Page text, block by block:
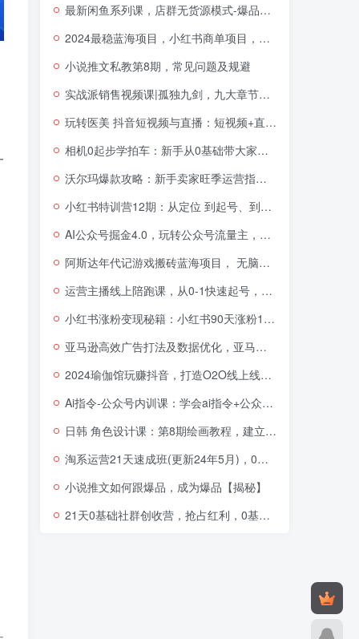
最新闲鱼系列课，店群无货源模式-爆品打造硬件+软件+人工（20节课）
2024最稳蓝海项目，小红书商单项目，没有之一【揭秘】
小说推文私教第8期，常见问题及规避
实战派销售视频课|孤独九剑，九大章节环环相扣，全面讲解销售
玩转医美 抖音短视频与直播：短视频+直播+美学分享+团购（37节）
相机0起步学拍车：新手从0基础带大家玩转汽车摄影（18节课）
沃尔玛爆款攻略：新手卖家旺季运营指南（11节视频课）
小红书特训营12期：从定位 到起号、到变现全路径带你快速打通爆款任督二脉
AI公众号掘金4.0，玩转公众号流量主，快速生成原创文章，可矩阵【揭秘】
阿斯达年代记游戏搬砖蓝海项目， 无脑搬砖日入一两张【揭秘】
运营主播线上陪跑课，从0-1快速起号，猴帝1600线上课(更新24年5月)
小红书涨粉变现秘籍：小红书90天涨粉18W，1周涨粉破万，半年矩阵号粉丝破百万
亚马逊高效广告打法及数据优化，亚马逊高阶广告打法课
2024瑜伽馆玩赚抖音，打造O2O线上线下超级门店
Ai指令-公众号内训课：学会ai指令+公众号的底层逻辑（7节课）
日韩 角色设计课：第8期绘画教程，建立适合自己的设计体系（38节课）
淘系运营21天速成班(更新24年5月)，0基础轻松搞定淘系运营，不做假把式
小说推文如何跟爆品，成为爆品【揭秘】
21天0基础社群创收营，抢占红利，0基础解锁第二职业